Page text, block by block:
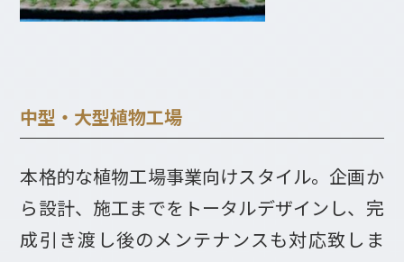
中型・大型植物工場
本格的な植物工場事業向けスタイル。企画か
ら設計、施工までをトータルデザインし、完
成引き渡し後のメンテナンスも対応致しま